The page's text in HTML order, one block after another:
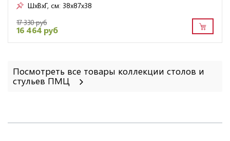
ШxВxГ, см: 38x87x38
17 330 руб
16 464 руб
Посмотреть все товары коллекции столов и
стульев ПМЦ